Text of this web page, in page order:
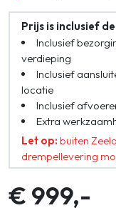
Prijs is inclusief
Inclusief
verdieping
Inclusief
locatie
Inclusief
Extra
Let op: buiten
drempellevering
€ 999,-